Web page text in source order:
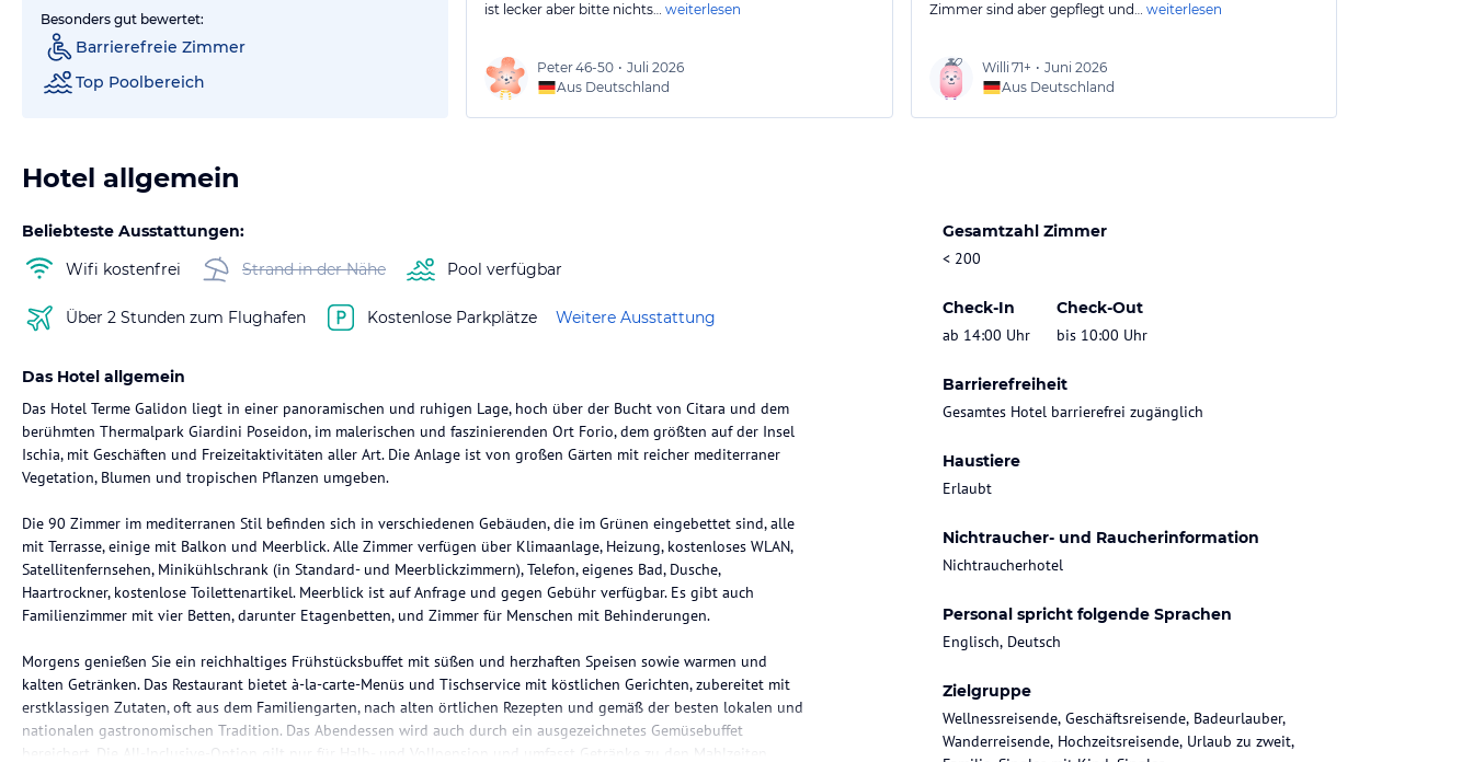
Besonders gut bewertet:
Barrierefreie Zimmer
Top Poolbereich
ist lecker aber bitte nichts… weiterlesen
Peter46-50 • Juli 2026
Aus Deutschland
Zimmer sind aber gepflegt und… weiterlesen
Willi 71+ • Juni 2026
Aus Deutschland
Hotel allgemein
Beliebteste Ausstattungen:
Wifi kostenfrei
Strand in der Nähe Pool verfügbar
Über 2 Stunden zum Flughafen Kostenlose Parkplätze Weitere Ausstattung
Gesamtzahl Zimmer
< 200
Check-In
ab 14:00 Uhr
Check-Out
bis 10:00 Uhr
Barrierefreiheit
Gesamtes Hotel barrierefrei zugänglich
Haustiere
Erlaubt
Nichtraucher- und Raucherinformation
Nichtraucherhotel
Personal spricht folgende Sprachen
Englisch, Deutsch
Zielgruppe
Wellnessreisende, Geschäftsreisende, Badeurlauber,
Wanderreisende, Hochzeitsreisende, Urlaub zu zweit,
Das Hotel allgemein
Das Hotel Terme Galidon liegt in einer panoramischen und ruhigen Lage, hoch über der Bucht von Citara und dem
berühmten Thermalpark Giardini Poseidon, im malerischen und faszinierenden Ort Forio, dem größten auf der Insel
Ischia, mit Geschäften und Freizeitaktivitäten aller Art. Die Anlage ist von großen Gärten mit reicher mediterraner
Vegetation, Blumen und tropischen Pflanzen umgeben.
Die 90 Zimmer im mediterranen Stil befinden sich in verschiedenen Gebäuden, die im Grünen eingebettet sind, alle
mit Terrasse, einige mit Balkon und Meerblick. Alle Zimmer verfügen über Klimaanlage, Heizung, kostenloses WLAN,
Satellitenfernsehen, Minikühlschrank (in Standard- und Meerblickzimmern), Telefon, eigenes Bad, Dusche,
Haartrockner, kostenlose Toilettenartikel. Meerblick ist auf Anfrage und gegen Gebühr verfügbar. Es gibt auch
Familienzimmer mit vier Betten, darunter Etagenbetten, und Zimmer für Menschen mit Behinderungen.
Morgens genießen Sie ein reichhaltiges Frühstücksbuffet mit süßen und herzhaften Speisen sowie warmen und
kalten Getränken. Das Restaurant bietet à-la-carte-Menüs und Tischservice mit köstlichen Gerichten, zubereitet mit
erstklassigen Zutaten, oft aus dem Familiengarten, nach alten örtlichen Rezepten und gemäß der besten lokalen und
nationalen gastronomischen Tradition. Das Abendessen wird auch durch ein ausgezeichnetes Gemüsebuffet
bereichert. Die All-Inclusive-Option gilt nur für Halb- und Vollpension und umfasst Getränke zu den Mahlzeiten